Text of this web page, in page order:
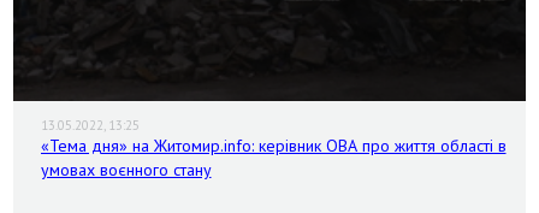
13.05.2022, 13:25
«Тема дня» на Житомир.info: керівник ОВА про життя області в
умовах воєнного стану